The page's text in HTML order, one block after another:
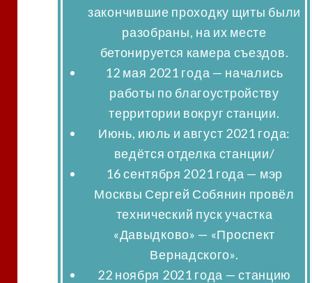
закончившие проходку щиты были
разобраны, на их месте
бетонируется камера съездов.
12 мая 2021 года — начались
работы по благоустройству
территории вокруг станции.
Июнь, июль и август 2021 года:
ведётся отделка станции/
16 сентября 2021 года — мэр
Москвы Сергей Собянин провёл
технический пуск участка
«Давыдково» — «Проспект
Вернадского».
22 ноября 2021 года — станцию